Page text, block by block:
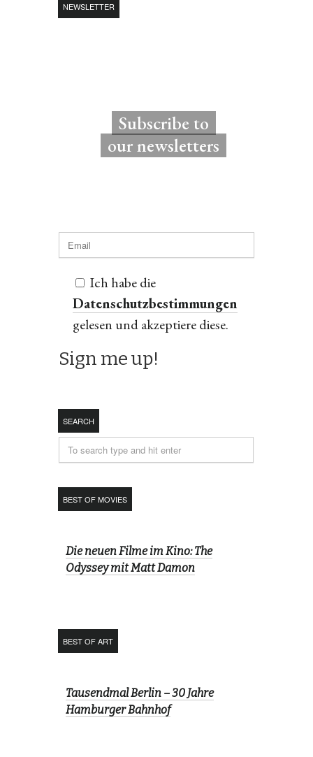
NEWSLETTER
Subscribe to
our newsletters
Ich habe die
Datenschutzbestimmungen
gelesen und akzeptiere diese.
SEARCH
BEST OF MOVIES
Die neuen Filme im Kino: The
Odyssey mit Matt Damon
BEST OF ART
Tausendmal Berlin – 30 Jahre
Hamburger Bahnhof